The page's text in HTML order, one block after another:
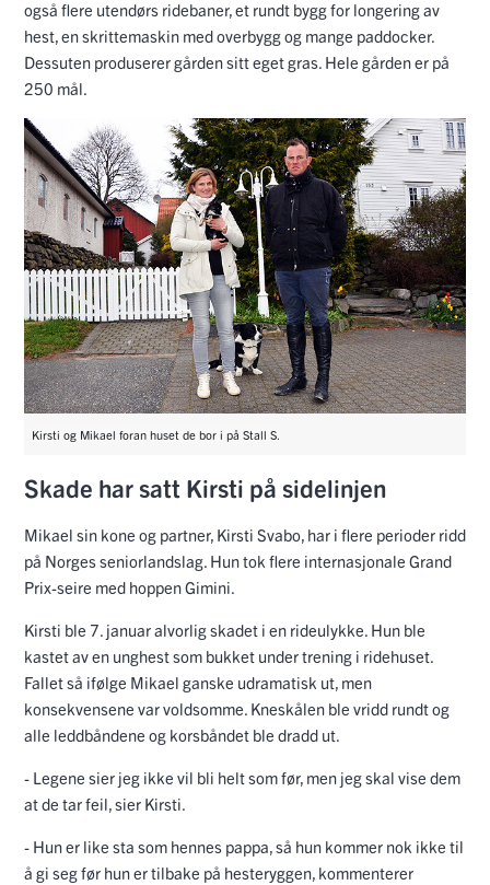
også flere utendørs ridebaner, et rundt bygg for longering av
hest, en skrittemaskin med overbygg og mange paddocker.
Dessuten produserer gården sitt eget gras. Hele gården er på
250 mål.
Kirsti og Mikael foran huset de bor i på Stall S.
Skade har satt Kirsti på sidelinjen
Mikael sin kone og partner, Kirsti Svabo, har i flere perioder ridd
på Norges seniorlandslag. Hun tok flere internasjonale Grand
Prix-seire med hoppen Gimini.
Kirsti ble 7. januar alvorlig skadet i en rideulykke. Hun ble
kastet av en unghest som bukket under trening i ridehuset.
Fallet så ifølge Mikael ganske udramatisk ut, men
konsekvensene var voldsomme. Kneskålen ble vridd rundt og
alle leddbåndene og korsbåndet ble dradd ut.
- Legene sier jeg ikke vil bli helt som før, men jeg skal vise dem
at de tar feil, sier Kirsti.
- Hun er like sta som hennes pappa, så hun kommer nok ikke til
å gi seg før hun er tilbake på hesteryggen, kommenterer